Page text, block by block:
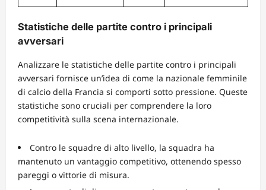
Statistiche delle partite contro i principali
avversari
Analizzare le statistiche delle partite contro i principali
avversari fornisce un’idea di come la nazionale femminile
di calcio della Francia si comporti sotto pressione. Queste
statistiche sono cruciali per comprendere la loro
competitività sulla scena internazionale.
Contro le squadre di alto livello, la squadra ha
mantenuto un vantaggio competitivo, ottenendo spesso
pareggi o vittorie di misura.